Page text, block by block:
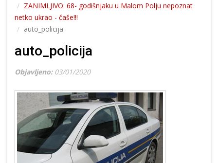
ZANIMLJIVO: 68- godišnjaku u Malom Polju nepoznat
netko ukrao - čaše!!!
auto_policija
auto_policija
Objavljeno: 03/01/2020